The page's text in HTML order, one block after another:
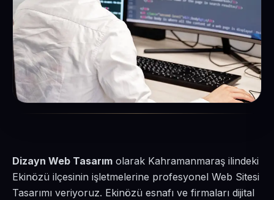
Dizayn Web Tasarım olarak Kahramanmaraş ilindeki
Ekinözü ilçesinin işletmelerine profesyonel Web Sitesi
Tasarımı veriyoruz. Ekinözü esnafı ve firmaları dijital